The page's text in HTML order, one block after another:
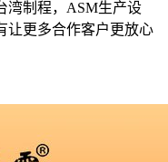
湾制程，ASM生产设
让更多合作客户更放心